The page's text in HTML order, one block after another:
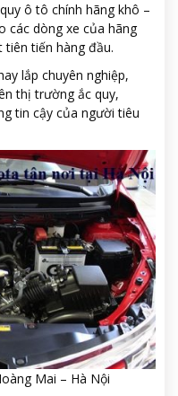
ô tô chính hãng khô –
các dòng xe của hãng
tiên tiến hàng đầu.
lắp chuyên nghiệp,
thị trường ắc quy,
tin cậy của người tiêu
Mai – Hà Nội